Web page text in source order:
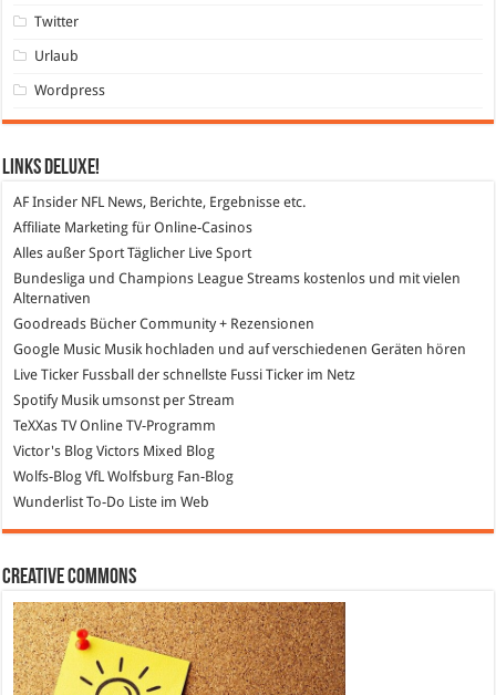
Twitter
Urlaub
Wordpress
Links DeLuXe!
AF Insider NFL News, Berichte, Ergebnisse etc.
Affiliate Marketing für Online-Casinos
Alles außer SportTäglicher Live Sport
Bundesliga und Champions League Streams kostenlos und mit vielen
Alternativen
Goodreads Bücher Community + Rezensionen
Google Music Musik hochladen und auf verschiedenen Geräten hören
Live Ticker Fussball
der schnellste Fussi Ticker im Netz
SpotifyMusik umsonst per Stream
TeXXas TVOnline TV-Programm
Victor's Blog Victors Mixed Blog
Wolfs-Blog VfL Wolfsburg Fan-Blog
WunderlistTo-Do Liste im Web
Creative Commons